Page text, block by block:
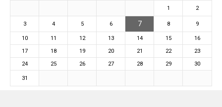
1 2
3 4 5 6 7 8 9
10 11 12 13 14 15
16
17
18 19 20 21 22
23
24
25 26 27 28 29 30
31